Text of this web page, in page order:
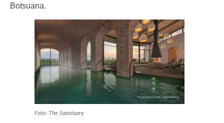
Botsuana.
Foto: The Sanctuary